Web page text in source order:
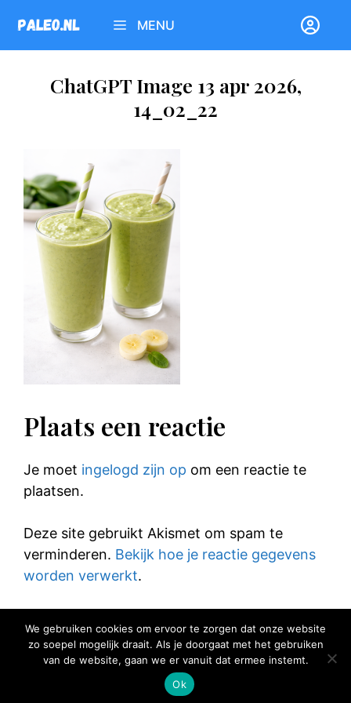
naar
de
MENU
ChatGPT Image 13 apr 2026,
14_02_22
Plaats een reactie
Je moet ingelogd zijn op om een reactie te
plaatsen.
Deze site gebruikt Akismet om spam te
verminderen. Bekijk hoe je reactie gegevens
worden verwerkt.
© 2025 Elke Hap Telt
We gebruiken cookies om ervoor te zorgen dat onze website
zo soepel mogelijk draait. Als je doorgaat met het gebruiken
van de website, gaan we er vanuit dat ermee instemt.
Ok